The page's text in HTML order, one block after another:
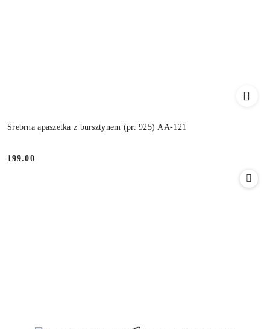
Srebrna apaszetka z bursztynem (pr. 925) AA-121
Cena:
199.00